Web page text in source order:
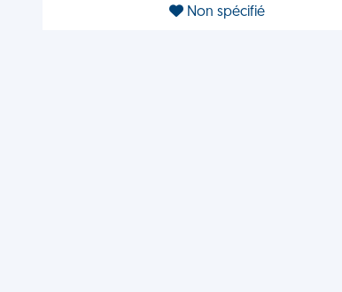
Non spécifié